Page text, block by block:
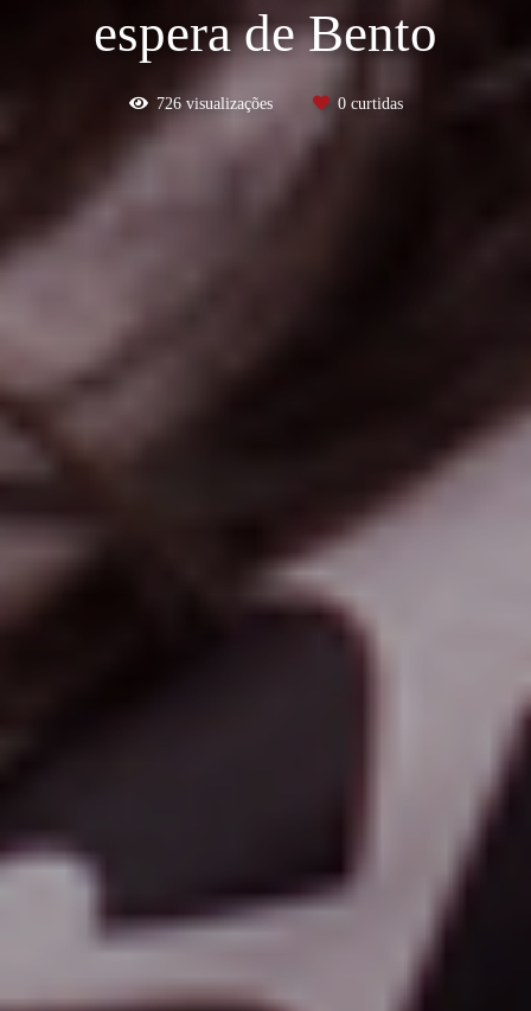
espera de Bento
726visualizações 0curtidas